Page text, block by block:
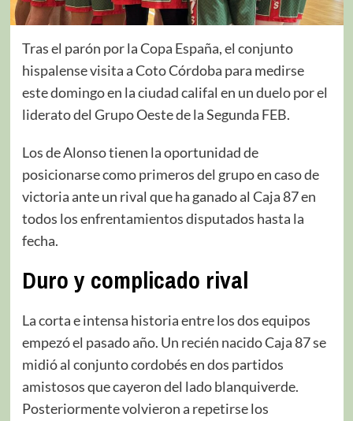
Tras el parón por la Copa España, el conjunto
hispalense visita a Coto Córdoba para medirse
este domingo en la ciudad califal en un duelo por el
liderato del Grupo Oeste de la Segunda FEB.
Los de Alonso tienen la oportunidad de
posicionarse como primeros del grupo en caso de
victoria ante un rival que ha ganado al Caja 87 en
todos los enfrentamientos disputados hasta la
fecha.
Duro y complicado rival
La corta e intensa historia entre los dos equipos
empezó el pasado año. Un recién nacido Caja 87 se
midió al conjunto cordobés en dos partidos
amistosos que cayeron del lado blanquiverde.
Posteriormente volvieron a repetirse los